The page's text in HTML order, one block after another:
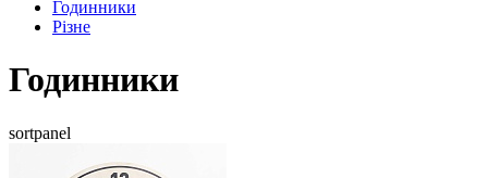
Годинники
Різне
Годинники
sortpanel